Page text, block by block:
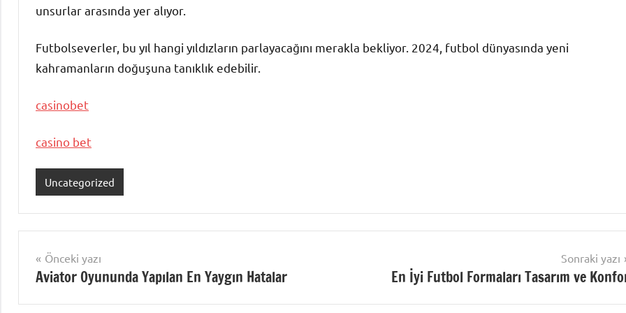
unsurlar arasında yer alıyor.
Futbolseverler, bu yıl hangi yıldızların parlayacağını merakla bekliyor. 2024, futbol dünyasında yeni
kahramanların doğuşuna tanıklık edebilir.
casinobet
casino bet
Uncategorized
Yazı
gezinmesi
Önceki yazı
Aviator Oyununda Yapılan En Yaygın Hatalar
Sonraki yazı
En İyi Futbol Formaları Tasarım ve